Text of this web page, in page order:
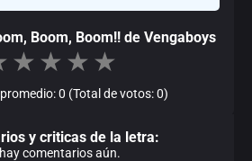
Boom, Boom!! de Vengaboys
★ ★ ★ ★
0 (Total de votos: 0)
y criticas de la letra:
comentarios aún.